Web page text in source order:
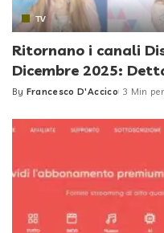
TV
Ritornano i canali
Dicembre 2025:
Posted
By Francesco D'Accico 3 Min per